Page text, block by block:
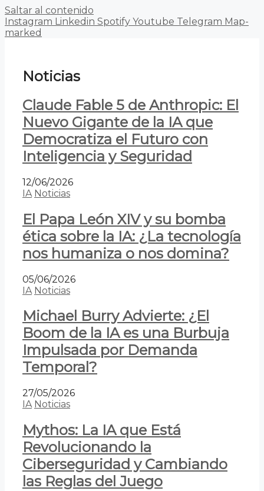
Saltar al contenido
Instagram Linkedin Spotify Youtube Telegram Map-
marked
Noticias
Claude Fable 5 de Anthropic: El
Nuevo Gigante de la IA que
Democratiza el Futuro con
Inteligencia y Seguridad
12/06/2026
IA Noticias
El Papa León XIV y su bomba
ética sobre la IA: ¿La tecnología
nos humaniza o nos domina?
05/06/2026
IA Noticias
Michael Burry Advierte: ¿El
Boom de la IA es una Burbuja
Impulsada por Demanda
Temporal?
27/05/2026
IA Noticias
Mythos: La IA que Está
Revolucionando la
Ciberseguridad y Cambiando
las Reglas del Juego